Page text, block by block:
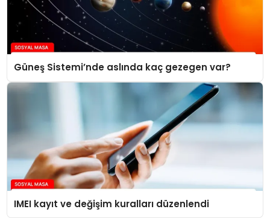
Güneş Sistemi’nde aslında kaç gezegen var?
IMEI kayıt ve değişim kuralları düzenlendi